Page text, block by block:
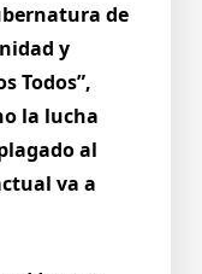
de
y
Todos”,
la lucha
al
va a